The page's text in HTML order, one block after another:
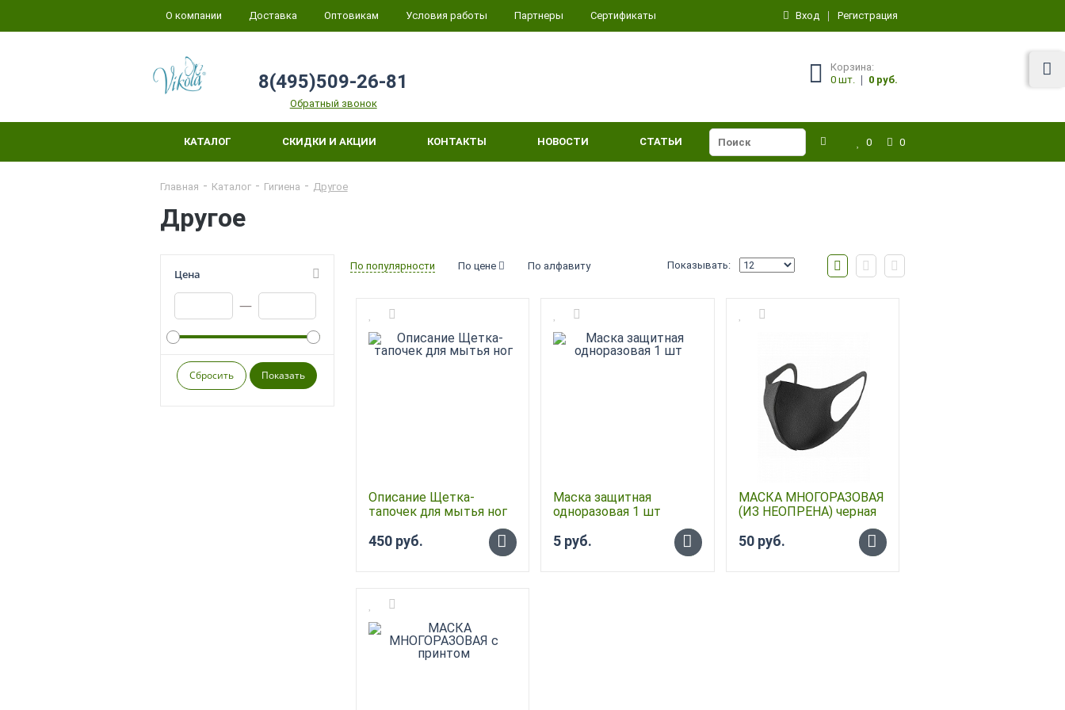
О компании Доставка Оптовикам Условия работы Партнеры Сертификаты Вход Регистрация
8(495)509-26-81
Обратный звонок
Корзина:
0 шт. 0 руб.
КАТАЛОГ СКИДКИ И АКЦИИ КОНТАКТЫ НОВОСТИ СТАТЬИ 0 0
Главная Каталог Гигиена Другое
Другое
Цена
—
По популярности По цене По алфавиту Показывать:
Описание Щетка-
тапочек для мытья ног
450 руб.
Маска защитная
одноразовая 1 шт
5 руб.
МАСКА МНОГОРАЗОВАЯ
(ИЗ НЕОПРЕНА) черная
50 руб.